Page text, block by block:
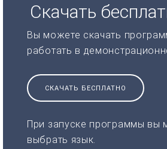
Скачать
Вы можете скачать
работать в
СКАЧАТЬ БЕСПЛАТНО
При запуске программы вы
выбрать язык.